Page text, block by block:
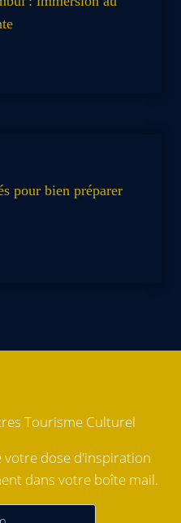
pour bien préparer
Tourisme Culturel
votre dose d'inspiration
dans votre boîte mail.